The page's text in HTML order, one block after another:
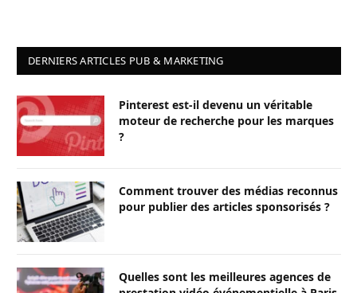
DERNIERS ARTICLES PUB & MARKETING
Pinterest est-il devenu un véritable
moteur de recherche pour les marques
?
Comment trouver des médias reconnus
pour publier des articles sponsorisés ?
Quelles sont les meilleures agences de